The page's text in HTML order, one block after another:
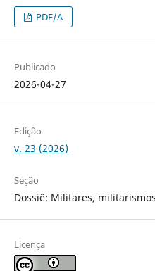
PDF/A
Publicado
2026-04-27
Edição
v. 23 (2026)
Seção
Dossiê: Militares,
Licença